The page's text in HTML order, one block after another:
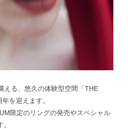
える、悠久の体験型空間「THE
を迎えます。
限定のリングの発売やスペシャル